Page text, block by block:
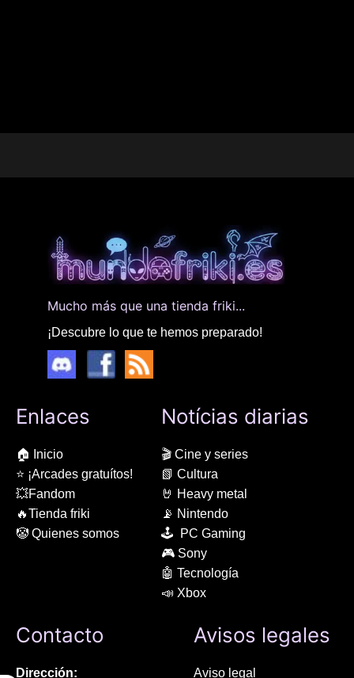
Mucho más que una tienda friki...
¡Descubre lo que te hemos preparado!
Enlaces
🏠 Inicio
⭐ ¡Arcades gratuítos!
💥Fandom
🔥Tienda friki
🤡 Quienes somos
Notícias diarias
🎬 Cine y series
📗 Cultura
🤘 Heavy metal
📡 Nintendo
🕹 PC Gaming
🎮 Sony
🤖 Tecnología
📣 Xbox
Contacto
Dirección:
Avisos legales
Aviso legal